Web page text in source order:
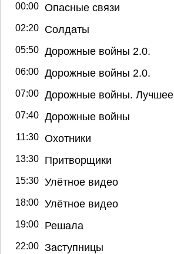
00:00 Опасные связи
02:20 Солдаты
05:50 Дорожные войны 2.0.
06:00 Дорожные войны 2.0.
07:00 Дорожные войны. Лучшее
07:40 Дорожные войны
11:30 Охотники
13:30 Притворщики
15:30 Улётное видео
18:00 Улётное видео
19:00 Решала
22:00 Заступницы